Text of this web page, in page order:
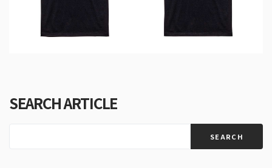
SEARCH ARTICLE
SEARCH